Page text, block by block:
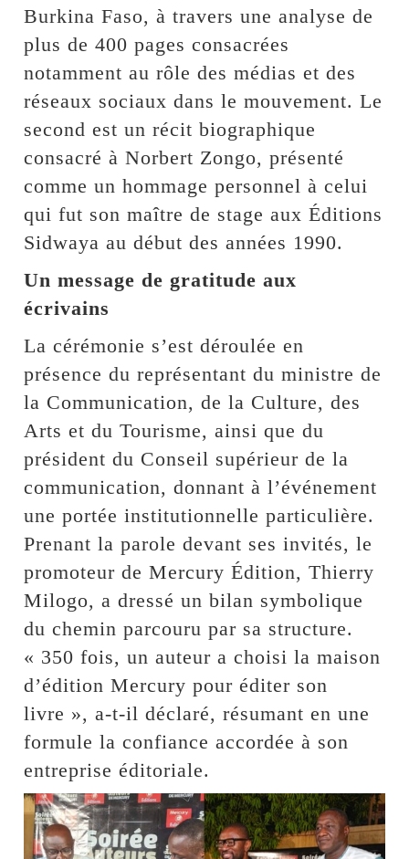
Burkina Faso, à travers une analyse de
plus de 400 pages consacrées
notamment au rôle des médias et des
réseaux sociaux dans le mouvement. Le
second est un récit biographique
consacré à Norbert Zongo, présenté
comme un hommage personnel à celui
qui fut son maître de stage aux Éditions
Sidwaya au début des années 1990.
Un message de gratitude aux
écrivains
La cérémonie s’est déroulée en
présence du représentant du ministre de
la Communication, de la Culture, des
Arts et du Tourisme, ainsi que du
président du Conseil supérieur de la
communication, donnant à l’événement
une portée institutionnelle particulière.
Prenant la parole devant ses invités, le
promoteur de Mercury Édition, Thierry
Milogo, a dressé un bilan symbolique
du chemin parcouru par sa structure.
« 350 fois, un auteur a choisi la maison
d’édition Mercury pour éditer son
livre », a-t-il déclaré, résumant en une
formule la confiance accordée à son
entreprise éditoriale.